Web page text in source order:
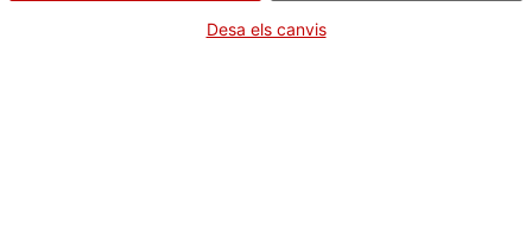
Segueix les xarxes socials de Salut
Desa els canvis